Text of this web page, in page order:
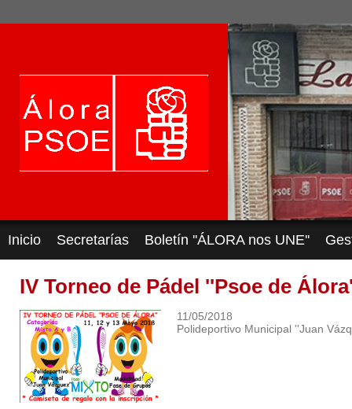
Inicio Secretarías Boletín ''ÁLORA nos UNE''
IV Torneo de Pádel ''Psoe de
11/05/2018
Polideportivo Municipal ''Juan